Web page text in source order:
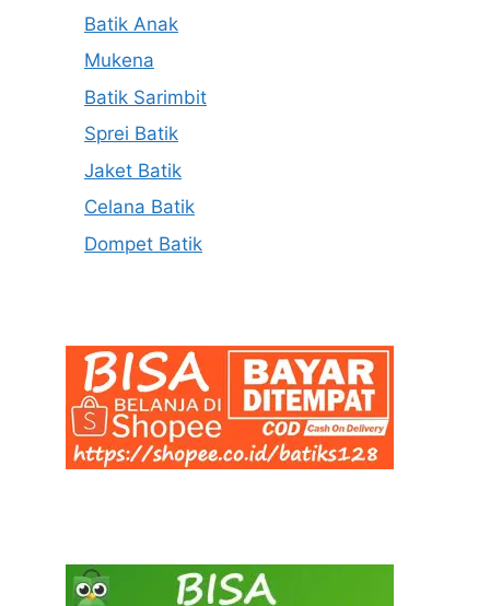
Batik Anak
Mukena
Batik Sarimbit
Sprei Batik
Jaket Batik
Celana Batik
Dompet Batik